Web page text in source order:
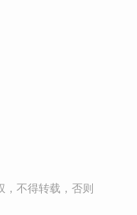
，不得转载，否则